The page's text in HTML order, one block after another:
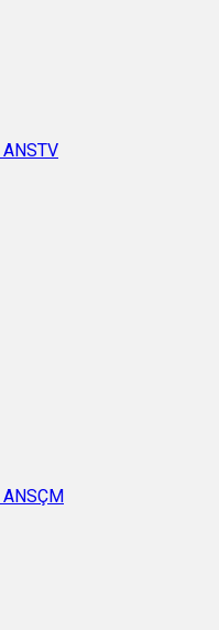
ANSTV
ANSÇM